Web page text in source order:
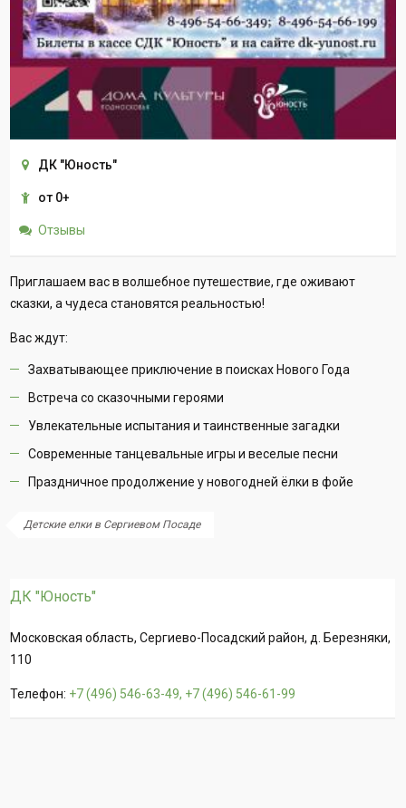
ДК "Юность"
от 0+
Отзывы
Приглашаем вас в волшебное путешествие, где оживают
сказки, а чудеса становятся реальностью!
Вас ждут:
Захватывающее приключение в поисках Нового Года
Встреча со сказочными героями
Увлекательные испытания и таинственные загадки
Современные танцевальные игры и веселые песни
Праздничное продолжение у новогодней ёлки в фойе
Детские елки в Сергиевом Посаде
ДК "Юность"
Московская область, Сергиево-Посадский район, д. Березняки,
110
Телефон: +7 (496) 546-63-49, +7 (496) 546-61-99